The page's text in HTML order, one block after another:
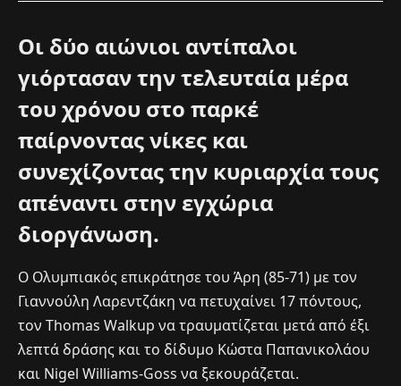
Οι δύο αιώνιοι αντίπαλοι
γιόρτασαν την τελευταία μέρα
του χρόνου στο παρκέ
παίρνοντας νίκες και
συνεχίζοντας την κυριαρχία τους
απέναντι στην εγχώρια
διοργάνωση.
Ο Ολυμπιακός επικράτησε του Άρη (85-71) με τον
Γιαννούλη Λαρεντζάκη να πετυχαίνει 17 πόντους,
τον Thomas Walkup να τραυματίζεται μετά από έξι
λεπτά δράσης και το δίδυμο Κώστα Παπανικολάου
και Nigel Williams-Goss να ξεκουράζεται.